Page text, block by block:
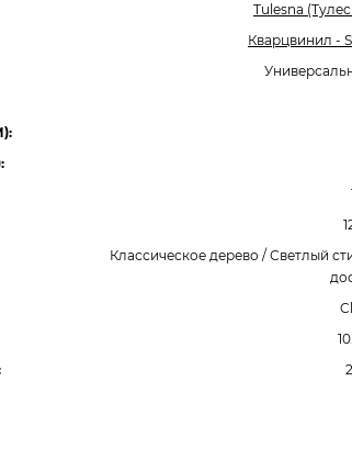
Tulesna
Кварцвинил -
Классическое дерево / Светлый